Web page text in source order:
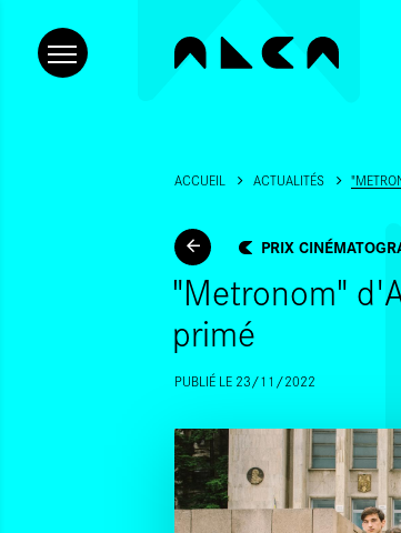
ACCUEIL ACTUALITÉS
PRIX
"Metronom"
primé
PUBLIÉ LE 23/11/2022